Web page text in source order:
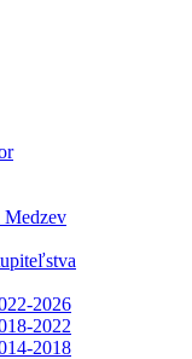
Medzev
2026
2022
2018